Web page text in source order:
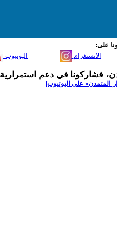
على:
اليوتيوب الانستغرام
فشاركونا في دعم
المتمدن» على اليوتيوب]